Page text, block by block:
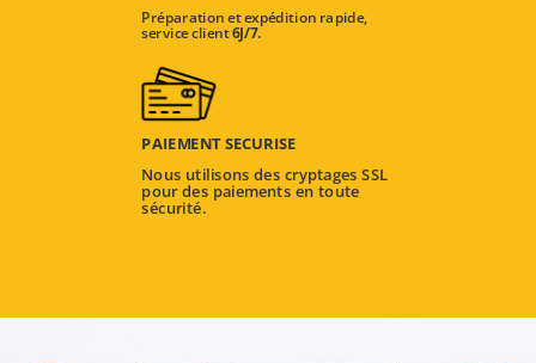
Préparation et expédition rapide,
service client6J/7.
PAIEMENT SECURISE
Nous utilisons des cryptages SSL
pour des paiements en toute
sécurité.